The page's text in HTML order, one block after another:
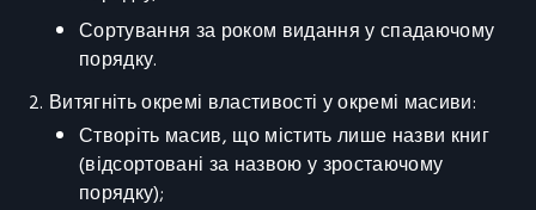
Сортування за роком видання у спадаючому
порядку.
Витягніть окремі властивості у окремі масиви:
Створіть масив, що містить лише назви книг
(відсортовані за назвою у зростаючому
порядку);